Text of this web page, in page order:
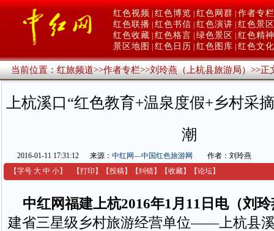
红色视频 红色博览 红色网群 作者专栏
红色联播 红色书信 红色演讲 红色景区
红色收藏 红色格言 绿色景区
红色精神
景区地图
红色日历 红色图库 红色文化
当前位置：红旅频道>>作者专栏>>刘玲燕（上杭县旅游局）>>正
上杭溪口“红色教育+温泉度假+乡村采
潮
2016-01-11 17:31:12 来源： 中红网—中国红色旅游网
作者：刘玲燕
【字号 大 中 小】 【打印 】 【投稿】 【纠错】 【收藏】 【论坛】
中红网福建上杭2016年1月11日电（刘
建省三星级乡村旅游经营单位——上杭县